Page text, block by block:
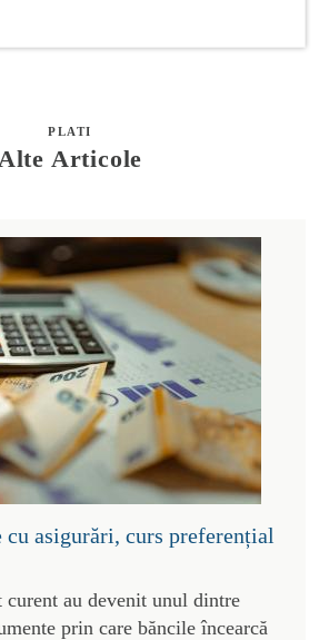
PLATI
Alte Articole
asigurări, curs preferențial
curent au devenit unul dintre
prin care băncile încearcă